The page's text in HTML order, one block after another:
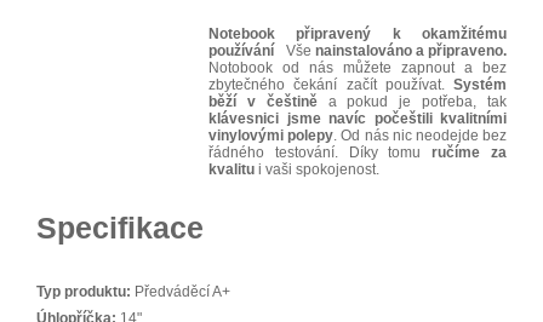
Notebook připravený k okamžitému
používání Vše nainstalováno a připraveno.
Notobook od nás můžete zapnout a bez
zbytečného čekání začít používat. Systém
běží v češtiněa pokud je potřeba, tak
klávesnici jsme navíc počeštili kvalitními
vinylovými polepy. Od nás nic neodejde bez
řádného testování. Díky tomuručíme za
kvalitu i vaši spokojenost.
Specifikace
Typ produktu: Předváděcí A+
Úhlopříčka: 14"